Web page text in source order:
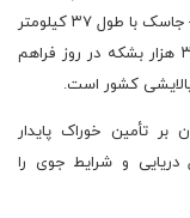
بندرعباس که خط لوله‌ای ۳۰ اینچی انشعاب گوره – جاسک با طول ۳۷ کیلومتر
است، امکان تثبیت خوراک پالایشگاه به مقدار ۳۰۰ هزار بشکه در روز فراهم
کشور است.
بر تأمین خوراک پایدار
دریایی و شرایط جوی را